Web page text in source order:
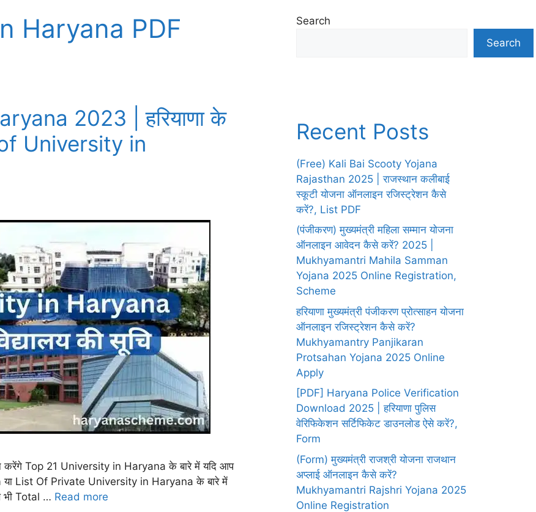
Haryana PDF
2023 | हरियाणा के
of University in
Top 21 University in Haryana के बारे में यदि आप
List Of Private University in Haryana के बारे में
भी Total … Read more
Search
Search
Recent Posts
(Free) Kali Bai Scooty Yojana
Rajasthan 2025 | राजस्थान कलीबाई
स्कूटी योजना ऑनलाइन रजिस्ट्रेशन कैसे
करें?, List PDF
(पंजीकरण) मुख्यमंत्री महिला सम्मान योजना
ऑनलाइन आवेदन कैसे करें? 2025 |
Mukhyamantri Mahila Samman
Yojana 2025 Online Registration,
Scheme
हरियाणा मुख्यमंत्री पंजीकरण प्रोत्साहन योजना
ऑनलाइन रजिस्ट्रेशन कैसे करें?
Mukhyamantry Panjikaran
Protsahan Yojana 2025 Online
Apply
[PDF] Haryana Police Verification
Download 2025 | हरियाणा पुलिस
वेरिफिकेशन सर्टिफिकेट डाउनलोड ऐसे करें?,
Form
(Form) मुख्यमंत्री राजश्री योजना राजथान
अप्लाई ऑनलाइन कैसे करें?
Mukhyamantri Rajshri Yojana 2025
Online Registration